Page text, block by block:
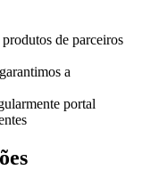
de parceiros
a
portal